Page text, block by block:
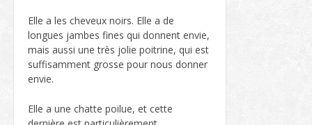
Elle a les cheveux noirs. Elle a de
longues jambes fines qui donnent envie,
mais aussi une très jolie poitrine, qui est
suffisamment grosse pour nous donner
envie.
Elle a une chatte poilue, et cette